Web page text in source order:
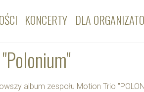
KONCERTY DLA
album zespołu Motion Trio